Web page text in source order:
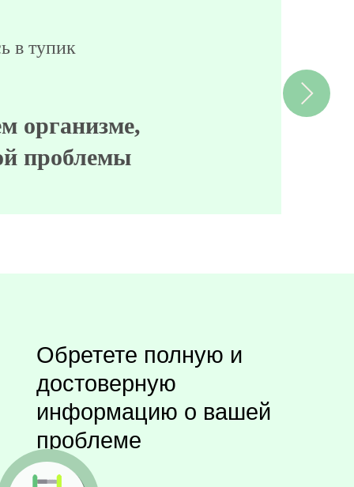
и вы знаете как,
вперед
Обретете полную и
достоверную
информацию о вашей
проблеме